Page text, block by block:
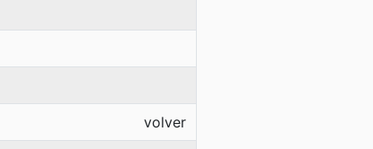
volver